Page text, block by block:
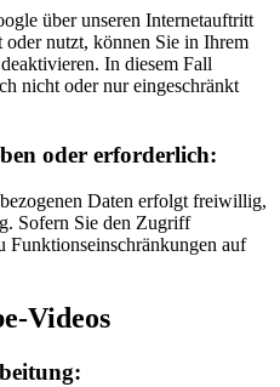
über unseren Internetauftritt
oder nutzt, können Sie in Ihrem
In diesem Fall
nicht oder nur eingeschränkt
oder erforderlich:
Daten erfolgt freiwillig,
Sofern Sie den Zugriff
Funktionseinschränkungen auf
Videos